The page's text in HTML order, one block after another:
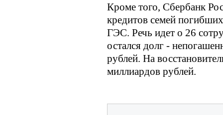
Кроме того, Сбербанк
кредитов семей
ГЭС. Речь идет о 26
остался долг -
рублей. На
миллиардов рублей.